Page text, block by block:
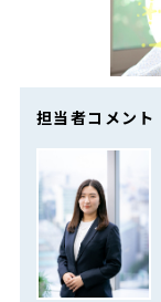
担当者コメント